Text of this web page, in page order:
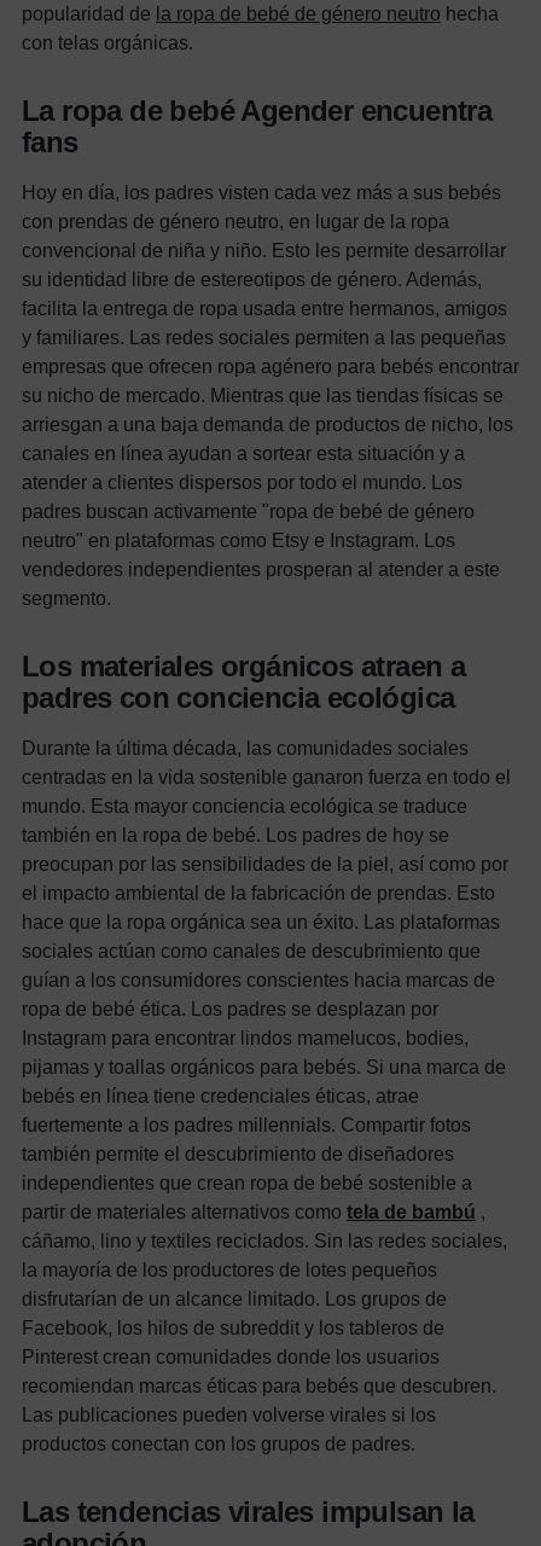
popularidad de la ropa de bebé de género neutro hecha
con telas orgánicas.
La ropa de bebé Agender encuentra
fans
Hoy en día, los padres visten cada vez más a sus bebés
con prendas de género neutro, en lugar de la ropa
convencional de niña y niño. Esto les permite desarrollar
su identidad libre de estereotipos de género. Además,
facilita la entrega de ropa usada entre hermanos, amigos
y familiares. Las redes sociales permiten a las pequeñas
empresas que ofrecen ropa agénero para bebés encontrar
su nicho de mercado. Mientras que las tiendas físicas se
arriesgan a una baja demanda de productos de nicho, los
canales en línea ayudan a sortear esta situación y a
atender a clientes dispersos por todo el mundo. Los
padres buscan activamente "ropa de bebé de género
neutro" en plataformas como Etsy e Instagram. Los
vendedores independientes prosperan al atender a este
segmento.
Los materiales orgánicos atraen a
padres con conciencia ecológica
Durante la última década, las comunidades sociales
centradas en la vida sostenible ganaron fuerza en todo el
mundo. Esta mayor conciencia ecológica se traduce
también en la ropa de bebé. Los padres de hoy se
preocupan por las sensibilidades de la piel, así como por
el impacto ambiental de la fabricación de prendas. Esto
hace que la ropa orgánica sea un éxito. Las plataformas
sociales actúan como canales de descubrimiento que
guían a los consumidores conscientes hacia marcas de
ropa de bebé ética. Los padres se desplazan por
Instagram para encontrar lindos mamelucos, bodies,
pijamas y toallas orgánicos para bebés. Si una marca de
bebés en línea tiene credenciales éticas, atrae
fuertemente a los padres millennials. Compartir fotos
también permite el descubrimiento de diseñadores
independientes que crean ropa de bebé sostenible a
partir de materiales alternativos como tela de bambú ,
cáñamo, lino y textiles reciclados. Sin las redes sociales,
la mayoría de los productores de lotes pequeños
disfrutarían de un alcance limitado. Los grupos de
Facebook, los hilos de subreddit y los tableros de
Pinterest crean comunidades donde los usuarios
recomiendan marcas éticas para bebés que descubren.
Las publicaciones pueden volverse virales si los
productos conectan con los grupos de padres.
Las tendencias virales impulsan la